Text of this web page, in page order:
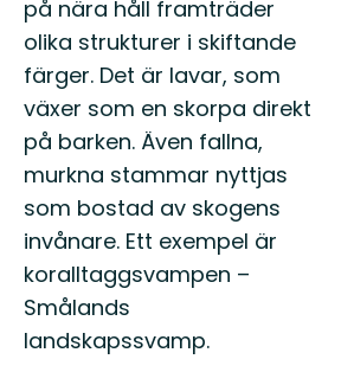
på nära håll framträder
olika strukturer i skiftande
färger. Det är lavar, som
växer som en skorpa direkt
på barken. Även fallna,
murkna stammar nyttjas
som bostad av skogens
invånare. Ett exempel är
koralltaggsvampen –
Smålands
landskapssvamp.